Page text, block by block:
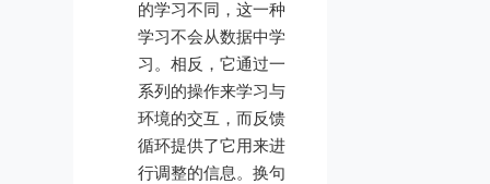
的学习不同，这一种
学习不会从数据中学
习。相反，它通过一
系列的操作来学习与
环境的交互，而反馈
循环提供了它用来进
行调整的信息。换句